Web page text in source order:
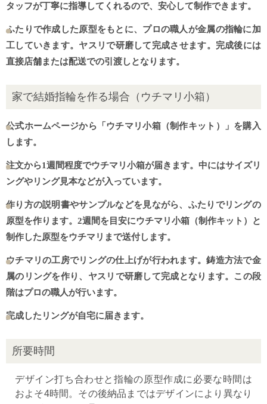
タッフが丁寧に指導してくれるので、安心して制作できます。
ふたりで作成した原型をもとに、プロの職人が金属の指輪に加
工していきます。ヤスリで研磨して完成させます。完成後には
直接店舗または配送での引渡しとなります。
家で結婚指輪を作る場合（ウチマリ小箱）
公式ホームページから「ウチマリ小箱（制作キット）」を購入
します。
注文から1週間程度でウチマリ小箱が届きます。中にはサイズリ
ングやリング見本などが入っています。
作り方の説明書やサンプルなどを見ながら、ふたりでリングの
原型を作ります。2週間を目安にウチマリ小箱（制作キット）と
制作した原型をウチマリまで送付します。
ウチマリの工房でリングの仕上げが行われます。鋳造方法で金
属のリングを作り、ヤスリで研磨して完成となります。この段
階はプロの職人が行います。
完成したリングが自宅に届きます。
所要時間
デザイン打ち合わせと指輪の原型作成に必要な時間は
およそ4時間。その後納品まではデザインにより異なり